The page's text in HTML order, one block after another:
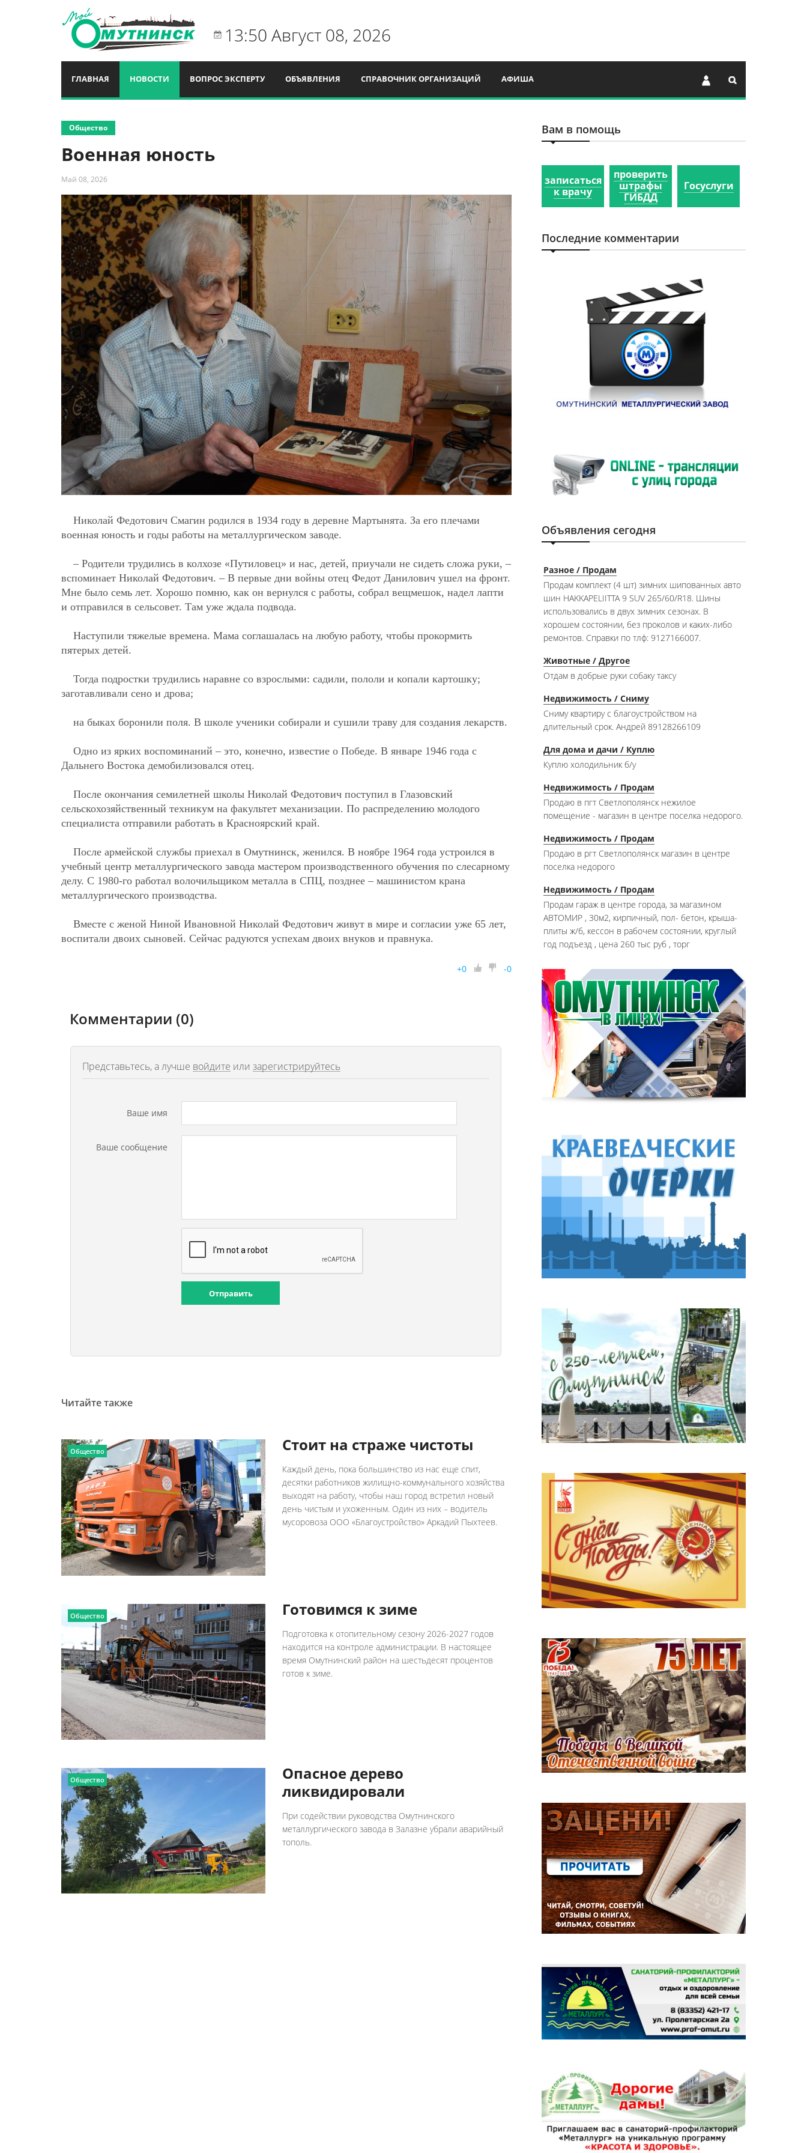
13:50 Август 08, 2026
ГЛАВНАЯ НОВОСТИ ВОПРОС ЭКСПЕРТУ ОБЪЯВЛЕНИЯ СПРАВОЧНИК ОРГАНИЗАЦИЙ АФИША
Общество
Военная юность
Май 08, 2026
Николай Федотович Смагин родился в 1934 году в деревне Мартынята. За его плечами
военная юность и годы работы на металлургическом заводе.
– Родители трудились в колхозе «Путиловец» и нас, детей, приучали не сидеть сложа руки, –
вспоминает Николай Федотович. – В первые дни войны отец Федот Данилович ушел на фронт.
Мне было семь лет. Хорошо помню, как он вернулся с работы, собрал вещмешок, надел лапти
и отправился в сельсовет. Там уже ждала подвода.
Наступили тяжелые времена. Мама соглашалась на любую работу, чтобы прокормить
пятерых детей.
Тогда подростки трудились наравне со взрослыми: садили, пололи и копали картошку;
заготавливали сено и дрова;
на быках боронили поля. В школе ученики собирали и сушили траву для создания лекарств.
Одно из ярких воспоминаний – это, конечно, известие о Победе. В январе 1946 года с
Дальнего Востока демобилизовался отец.
После окончания семилетней школы Николай Федотович поступил в Глазовский
сельскохозяйственный техникум на факультет механизации. По распределению молодого
специалиста отправили работать в Красноярский край.
После армейской службы приехал в Омутнинск, женился. В ноябре 1964 года устроился в
учебный центр металлургического завода мастером производственного обучения по слесарному
делу. С 1980-го работал волочильщиком металла в СПЦ, позднее – машинистом крана
металлургического производства.
Вместе с женой Ниной Ивановной Николай Федотович живут в мире и согласии уже 65 лет,
воспитали двоих сыновей. Сейчас радуются успехам двоих внуков и правнука.
+0 -0
Комментарии (0)
Представьтесь, а лучше войдите или зарегистрируйтесь
Ваше имя
Ваше сообщение
Отправить
Читайте также
Общество Стоит на страже чистоты
Каждый день, пока большинство из нас еще спит,
десятки работников жилищно-коммунального хозяйства
выходят на работу, чтобы наш город встретил новый
день чистым и ухоженным. Один из них – водитель
мусоровоза ООО «Благоустройство» Аркадий Пыхтеев.
Общество Готовимся к зиме
Подготовка к отопительному сезону 2026-2027 годов
находится на контроле администрации. В настоящее
время Омутнинский район на шестьдесят процентов
готов к зиме.
Общество
Опасное дерево
ликвидировали
При содействии руководства Омутнинского
металлургического завода в Залазне убрали аварийный
тополь.
Вам в помощь
записаться
к врачу
проверить
штрафы
ГИБДД
Госуслуги
Последние комментарии
Объявления сегодня
Разное / Продам
Продам комплект (4 шт) зимних шипованных авто
шин HAKKAPELIITTA 9 SUV 265/60/R18. Шины
использовались в двух зимних сезонах. В
хорошем состоянии, без проколов и каких-либо
ремонтов. Справки по тлф: 9127166007.
Животные / Другое
Отдам в добрые руки собаку таксу
Недвижимость / Сниму
Сниму квартиру с благоустройством на
длительный срок. Андрей 89128266109
Для дома и дачи / Куплю
Куплю холодильник б/у
Недвижимость / Продам
Продаю в пгт Светлополянск нежилое
помещение - магазин в центре поселка недорого.
Недвижимость / Продам
Продаю в ргт Светлополянск магазин в центре
поселка недорого
Недвижимость / Продам
Продам гараж в центре города, за магазином
АВТОМИР , 30м2, кирпичный, пол- бетон, крыша-
плиты ж/б, кессон в рабочем состоянии, круглый
год подъезд , цена 260 тыс руб , торг